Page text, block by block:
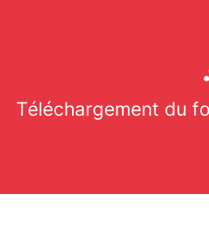
Téléchargement du